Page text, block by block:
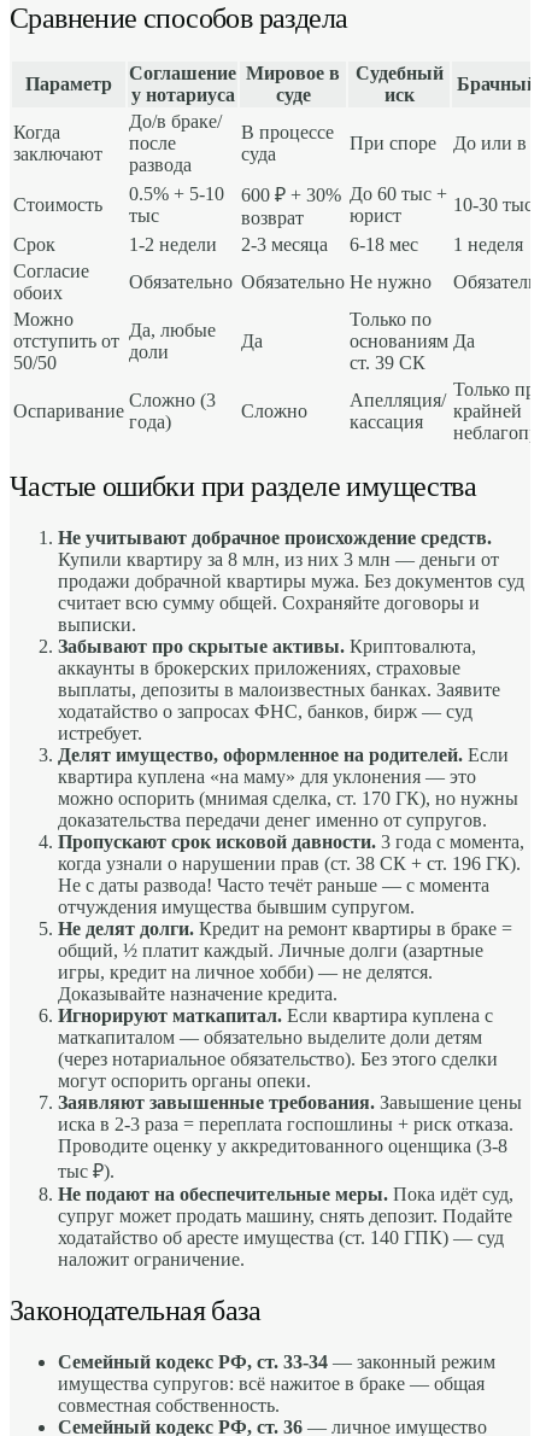
Сравнение способов раздела
Параметр
Соглашение
у нотариуса
Мировое в
суде
Судебный
иск
Брачный
Когда
заключают
До/в браке/
после
развода
В процессе
суда
При споре До или в
Стоимость
0.5% + 5-10
тыс
600 ₽ + 30%
возврат
До 60 тыс +
юрист
10-30 тыс
Срок
1-2 недели 2-3 месяца 6-18 мес
1 неделя
Согласие
обоих
Обязательно Обязательно Не нужно
Можно
отступить от
50/50
Да, любые
доли
Да
Только по
основаниям
ст. 39 СК
Да
Оспаривание
Сложно (3
года)
Сложно
Апелляция/
кассация
Только
крайней
Частые ошибки при разделе имущества
Не учитывают добрачное происхождение средств.
Купили квартиру за 8 млн, из них 3 млн — деньги от
продажи добрачной квартиры мужа. Без документов суд
считает всю сумму общей. Сохраняйте договоры и
выписки.
Забывают про скрытые активы. Криптовалюта,
аккаунты в брокерских приложениях, страховые
выплаты, депозиты в малоизвестных банках. Заявите
ходатайство о запросах ФНС, банков, бирж — суд
истребует.
Делят имущество, оформленное на родителей. Если
квартира куплена «на маму» для уклонения — это
можно оспорить (мнимая сделка, ст. 170 ГК), но нужны
доказательства передачи денег именно от супругов.
Пропускают срок исковой давности. 3 года с момента,
когда узнали о нарушении прав (ст. 38 СК + ст. 196 ГК).
Не с даты развода! Часто течёт раньше — с момента
отчуждения имущества бывшим супругом.
Не делят долги. Кредит на ремонт квартиры в браке =
общий, ½ платит каждый. Личные долги (азартные
игры, кредит на личное хобби) — не делятся.
Доказывайте назначение кредита.
Игнорируют маткапитал. Если квартира куплена с
маткапиталом — обязательно выделите доли детям
(через нотариальное обязательство). Без этого сделки
могут оспорить органы опеки.
Заявляют завышенные требования. Завышение цены
иска в 2-3 раза = переплата госпошлины + риск отказа.
Проводите оценку у аккредитованного оценщика (3-8
тыс ₽).
Не подают на обеспечительные меры. Пока идёт суд,
супруг может продать машину, снять депозит. Подайте
ходатайство об аресте имущества (ст. 140 ГПК) — суд
наложит ограничение.
Законодательная база
Семейный кодекс РФ, ст. 33-34 — законный режим
имущества супругов: всё нажитое в браке — общая
совместная собственность.
Семейный кодекс РФ, ст. 36 — личное имущество